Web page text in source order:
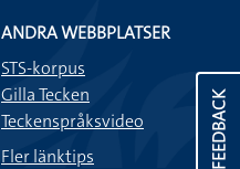
FEEDBACK
ANDRA WEBBPLATSER
STS-korpus
Gilla Tecken
Teckenspråksvideo
Fler länktips